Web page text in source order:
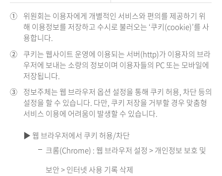
① 위원회는 이용자에게 개별적인 서비스와 편의를 제공하기 위
해 이용정보를 저장하고 수시로 불러오는 ‘쿠키(cookie)’를 사
용합니다.
② 쿠키는 웹사이트 운영에 이용되는 서버(http)가 이용자의 브라
우저에 보내는 소량의 정보이며 이용자들의 PC 또는 모바일에
저장됩니다.
③ 정보주체는 웹 브라우저 옵션 설정을 통해 쿠키 허용, 차단 등의
설정을 할 수 있습니다. 다만, 쿠키 저장을 거부할 경우 맞춤형
서비스 이용에 어려움이 발생할 수 있습니다.
▶ 웹 브라우저에서 쿠키 허용/차단
크롬(Chrome) : 웹 브라우저 설정 > 개인정보 보호 및
보안 > 인터넷 사용 기록 삭제